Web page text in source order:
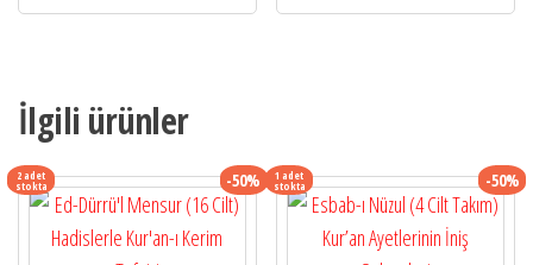
İlgili ürünler
2 adet
stokta -50% 1 adet
stokta -50%